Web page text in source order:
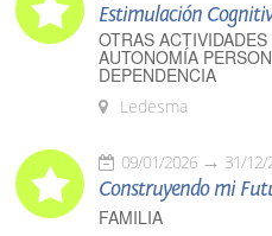
Estimulación
OTRAS
AUTONOMÍA
DEPENDENCIA
Ledesma
09/01/2026 31/12/
Construyendo mi
FAMILIA